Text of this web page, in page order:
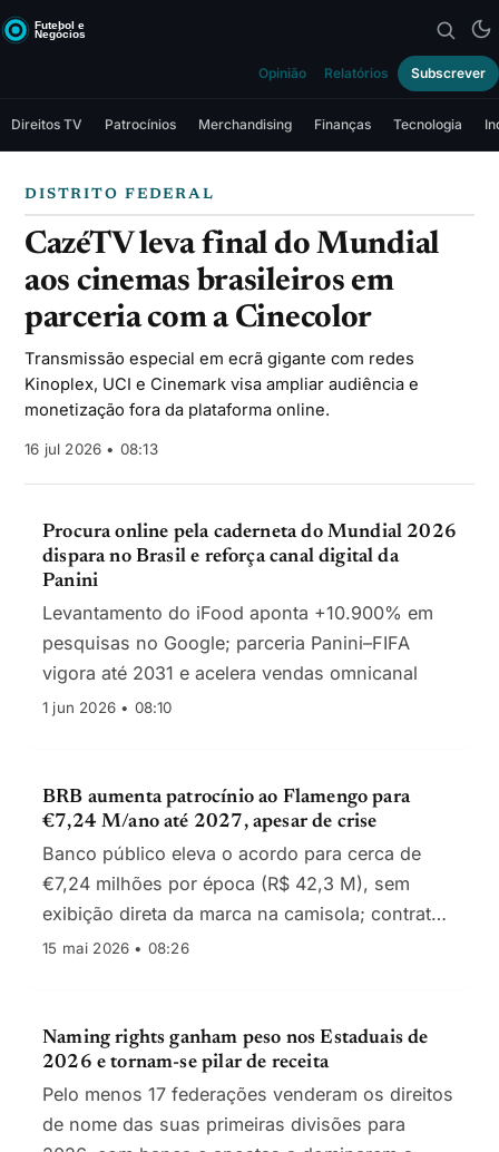
Opinião Relatórios Subscrever
Direitos TV Patrocínios Merchandising Finanças Tecnologia
DISTRITO FEDERAL
CazéTV leva final do Mundial
aos cinemas brasileiros em
parceria com a Cinecolor
Transmissão especial em ecrã gigante com redes
Kinoplex, UCI e Cinemark visa ampliar audiência e
monetização fora da plataforma online.
16 jul 2026 • 08:13
Procura online pela caderneta do Mundial 2026
dispara no Brasil e reforça canal digital da
Panini
Levantamento do iFood aponta +10.900% em
pesquisas no Google; parceria Panini–FIFA
vigora até 2031 e acelera vendas omnicanal
1 jun 2026 • 08:10
BRB aumenta patrocínio ao Flamengo para
€7,24 M/ano até 2027, apesar de crise
Banco público eleva o acordo para cerca de
€7,24 milhões por época (R$ 42,3 M), sem
exibição direta da marca na camisola; contrato
segue até março de 2027.
15 mai 2026 • 08:26
Naming rights ganham peso nos Estaduais de
2026 e tornam-se pilar de receita
Pelo menos 17 federações venderam os direitos
de nome das suas primeiras divisões para